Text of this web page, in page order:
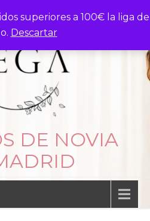
superiores a 100€ la liga de
Descartar
DE NOVIA